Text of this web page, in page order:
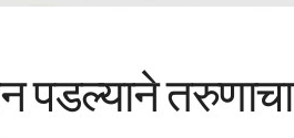
पडल्याने तरुणाचा